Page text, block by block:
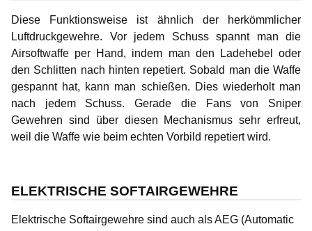
Diese Funktionsweise ist ähnlich der herkömmlicher
Luftdruckgewehre. Vor jedem Schuss spannt man die
Airsoftwaffe per Hand, indem man den Ladehebel oder
den Schlitten nach hinten repetiert. Sobald man die Waffe
gespannt hat, kann man schießen. Dies wiederholt man
nach jedem Schuss. Gerade die Fans von Sniper
Gewehren sind über diesen Mechanismus sehr erfreut,
weil die Waffe wie beim echten Vorbild repetiert wird.
ELEKTRISCHE SOFTAIRGEWEHRE
Elektrische Softairgewehre sind auch als AEG (Automatic